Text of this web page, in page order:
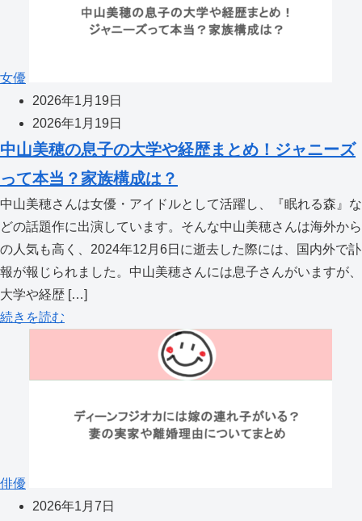
女優
2026年1月19日
2026年1月19日
中山美穂の息子の大学や経歴まとめ！ジャニーズ
って本当？家族構成は？
中山美穂さんは女優・アイドルとして活躍し、『眠れる森』な
どの話題作に出演しています。そんな中山美穂さんは海外から
の人気も高く、2024年12月6日に逝去した際には、国内外で訃
報が報じられました。中山美穂さんには息子さんがいますが、
大学や経歴 […]
続きを読む
俳優
2026年1月7日